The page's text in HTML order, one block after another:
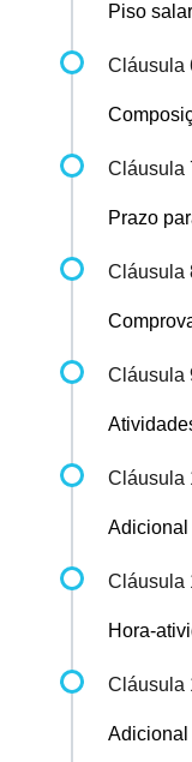
Piso
Cláusula
Cláusula
Prazo
Cláusula
Cláusula
Cláusula
Adicional
Cláusula
Hora-
Cláusula
Adicional